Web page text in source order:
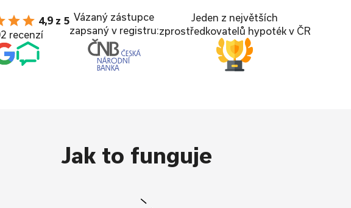
starstar 4,9 z 5
recenzí
Vázaný zástupce
zapsaný v registru:
Jeden z největších
zprostředkovatelů hypoték v ČR
Jak to funguje